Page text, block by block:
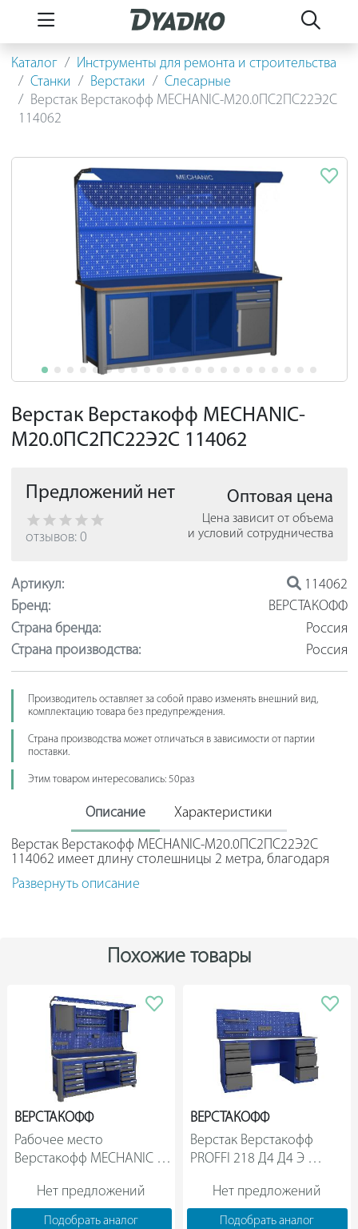
Каталог
Инструменты для ремонта и строительства
Станки
Верстаки
Слесарные
Верстак Верстакофф MECHANIC-М20.0ПС2ПС22Э2С
114062
Верстак Верстакофф MECHANIC-
М20.0ПС2ПС22Э2С 114062
Предложений нет
отзывов: 0
Оптовая цена
Цена зависит от объема
и условий сотрудничества
Артикул:
114062
Бренд:
ВЕРСТАКОФФ
Страна бренда:
Россия
Страна производства:
Россия
Производитель оставляет за собой право изменять внешний вид,
комплектацию товара без предупреждения.
Страна производства может отличаться в зависимости от партии
поставки.
Этим товаром интересовались: 50раз
Описание Характеристики
Верстак Верстакофф MECHANIC-М20.0ПС2ПС22Э2С
114062 имеет длину столешницы 2 метра, благодаря
чему автомеханик или сотрудник производства с
удобством работает с крупногабаритными деталями.
перевозки или хранения конструкция выполнена
сборно-разборной.
Развернуть описание
Похожие товары
ВЕРСТАКОФФ
Рабочее место
Верстакофф MECHANIC
Нет предложений
Подобрать аналог
ВЕРСТАКОФФ
Верстак Верстакофф
PROFFI 218 Д4 Д4 Э
Нет предложений
Подобрать аналог